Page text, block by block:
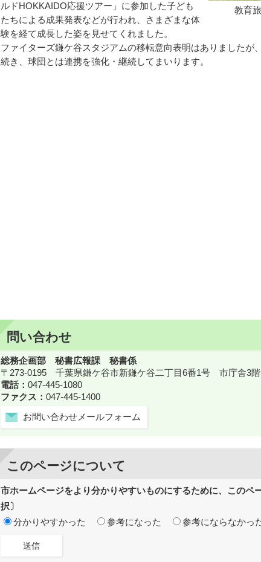
教育
ルドHOKKAIDO応援ツアー」に参加した子ども
たちによる成果発表などが行われ、さまざまな体
験を経て成長した姿を見せてくれました。
ファイターズ鎌ケ谷スタジアムの移転意向表明はありましたが
続き、球団とは連携を強化・継続してまいります。
問い合わせ
総務企画部 秘書広報課 秘書係
〒273-0195 千葉県鎌ケ谷市新鎌ケ谷二丁目6番1号 市庁舎3階
電話： 047-445-1080
ファクス： 047-445-1400
お問い合わせメールフォーム
このページについて
市ホームページをより分かりやすいものにするために、このペ
択〕
分かりやすかった
参考になった 参考にならなかっ